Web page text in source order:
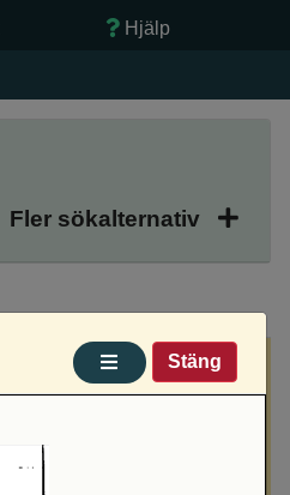
Hjälp
Fler sökalternativ
Stäng